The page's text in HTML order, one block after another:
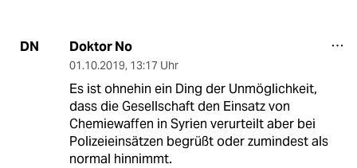
DN Doktor No
01.10.2019, 13:17 Uhr
Es ist ohnehin ein Ding der Unmöglichkeit,
dass die Gesellschaft den Einsatz von
Chemiewaffen in Syrien verurteilt aber bei
Polizeieinsätzen begrüßt oder zumindest als
normal hinnimmt.